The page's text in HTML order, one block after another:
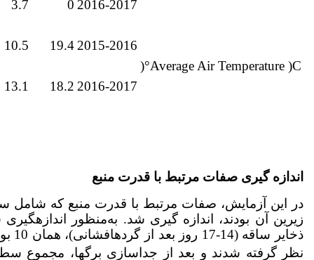
2016-2017
0
3.7
Average Air Temperature )C°(
2015-2016
19.4
10.5
2016-2017
18.2
13.1
اندازه گیری صفات مرتبط با قدرت منبع
در این آزمایش، صفات مرتبط با قدرت منبع که شامل
زیرین آن بودند، اندازه گیری شد. به‌منظور
نظر گرفته شدند و بعد از جداسازی برگ­ها، مجموع